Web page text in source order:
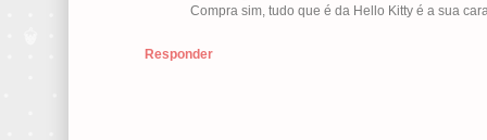
Compra sim, tudo que é da Hello Kitty é a sua
Responder